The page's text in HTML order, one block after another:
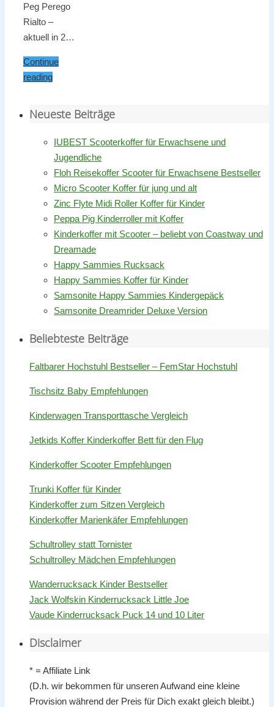
Peg Perego
Rialto –
aktuell in 2…
Continue
reading
Neueste Beiträge
IUBEST Scooterkoffer für Erwachsene und
Jugendliche
Floh Reisekoffer Scooter für Erwachsene Bestseller
Micro Scooter Koffer für jung und alt
Zinc Flyte Midi Roller Koffer für Kinder
Peppa Pig Kinderroller mit Koffer
Kinderkoffer mit Scooter – beliebt von Coastway und
Dreamade
Happy Sammies Rucksack
Happy Sammies Koffer für Kinder
Samsonite Happy Sammies Kindergepäck
Samsonite Dreamrider Deluxe Version
Beliebteste Beiträge
Faltbarer Hochstuhl Bestseller – FemStar Hochstuhl
Tischsitz Baby Empfehlungen
Kinderwagen Transporttasche Vergleich
Jetkids Koffer Kinderkoffer Bett für den Flug
Kinderkoffer Scooter Empfehlungen
Trunki Koffer für Kinder
Kinderkoffer zum Sitzen Vergleich
Kinderkoffer Marienkäfer Empfehlungen
Schultrolley statt Tornister
Schultrolley Mädchen Empfehlungen
Wanderrucksack Kinder Bestseller
Jack Wolfskin Kinderrucksack Little Joe
Vaude Kinderrucksack Puck 14 und 10 Liter
Disclaimer
* = Affiliate Link
(D.h. wir bekommen für unseren Aufwand eine kleine
Provision während der Preis für Dich exakt gleich bleibt.)